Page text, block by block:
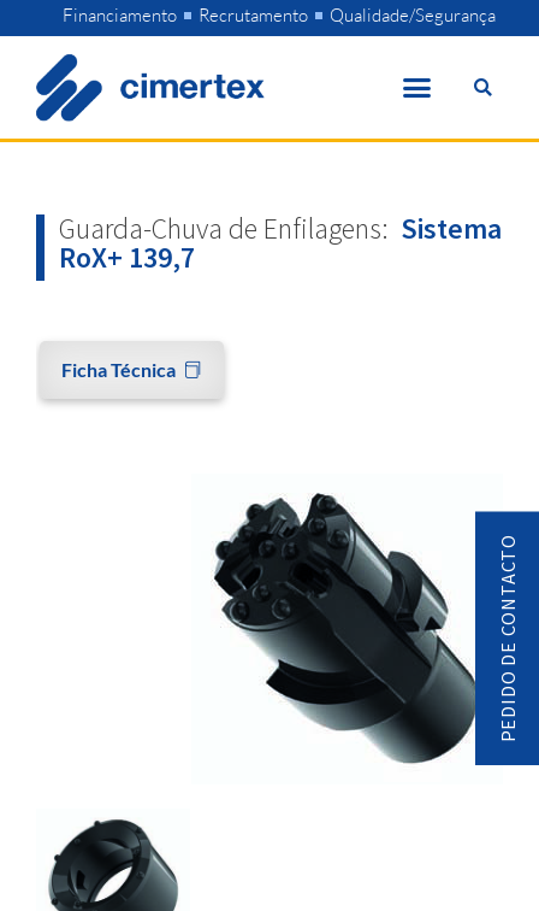
to
content
Financiamento Recrutamento Qualidade/Segurança
Guarda-Chuva de Enfilagens: Sistema
RoX+ 139,7
Ficha Técnica
PEDIDO DE CONTACTO